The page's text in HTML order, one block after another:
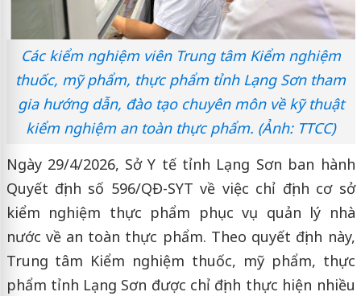
Các kiểm nghiệm viên Trung tâm Kiểm nghiệm
thuốc, mỹ phẩm, thực phẩm tỉnh Lạng Sơn tham
gia hướng dẫn, đào tạo chuyên môn về kỹ thuật
kiểm nghiệm an toàn thực phẩm. (Ảnh: TTCC)
Ngày 29/4/2026, Sở Y tế tỉnh Lạng Sơn ban hành
Quyết định số 596/QĐ-SYT về việc chỉ định cơ sở
kiểm nghiệm thực phẩm phục vụ quản lý nhà
nước về an toàn thực phẩm. Theo quyết định này,
Trung tâm Kiểm nghiệm thuốc, mỹ phẩm, thực
phẩm tỉnh Lạng Sơn được chỉ định thực hiện nhiều